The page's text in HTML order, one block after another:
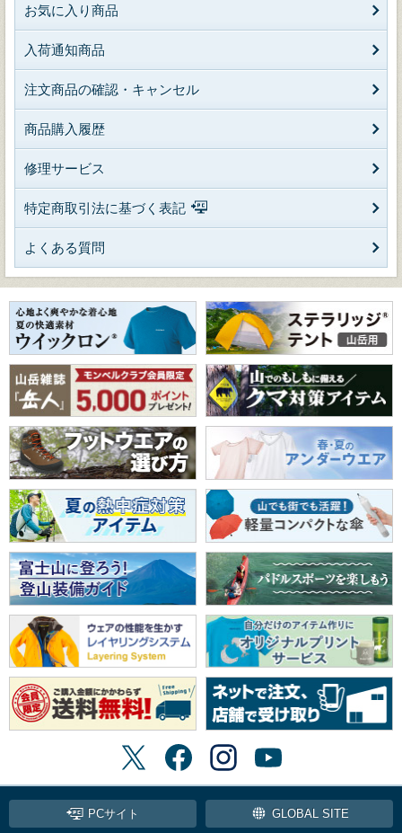
お気に入り商品
入荷通知商品
注文商品の確認・キャンセル
商品購入履歴
修理サービス
特定商取引法に基づく表記
よくある質問
PCサイト GLOBAL SITE